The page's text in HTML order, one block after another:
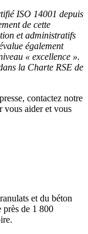
ISO 14001 depuis
de cette
et administratifs
également
« excellence ».
la Charte RSE de
contactez notre
vous aider et vous
et du béton
près de 1 800